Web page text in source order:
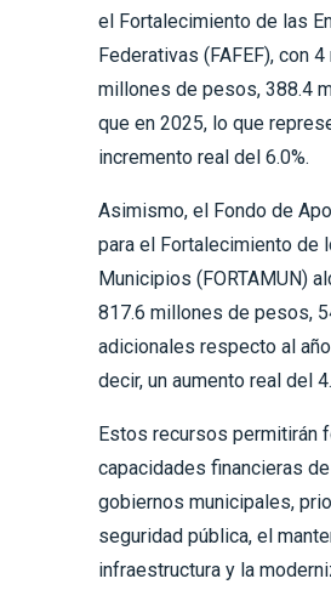
el Fortalecimiento de las
Federativas (FAFEF), con
millones de pesos, 388.4
que en 2025, lo que
incremento real del 6.0%.
Asimismo, el Fondo de
para el Fortalecimiento de
Municipios (FORTAMUN)
817.6 millones de pesos,
adicionales respecto al
decir, un aumento real del
Estos recursos permitirán
capacidades financieras
gobiernos municipales,
seguridad pública, el
infraestructura y la